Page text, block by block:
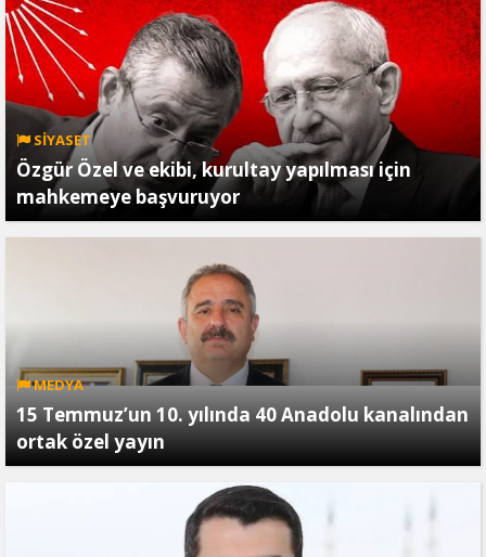
SİYASET
Özgür Özel ve ekibi, kurultay yapılması için
mahkemeye başvuruyor
MEDYA
15 Temmuz’un 10. yılında 40 Anadolu kanalından
ortak özel yayın